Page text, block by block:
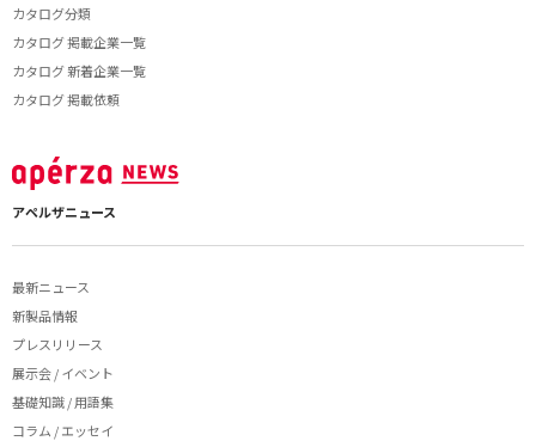
カタログ分類
カタログ 掲載企業一覧
カタログ 新着企業一覧
カタログ 掲載依頼
アペルザニュース
最新ニュース
新製品情報
プレスリリース
展示会 / イベント
基礎知識 / 用語集
コラム / エッセイ